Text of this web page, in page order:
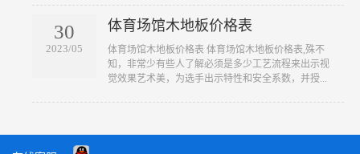
30
2023/05
体育场馆木地板价格表
​体育场馆木地板价格表 体育场馆木地板价格表,殊不
知，非常少有些人了解必须是多少工艺流程来出示视
觉效果艺术美，为选手出示特性和安全系数，并授...